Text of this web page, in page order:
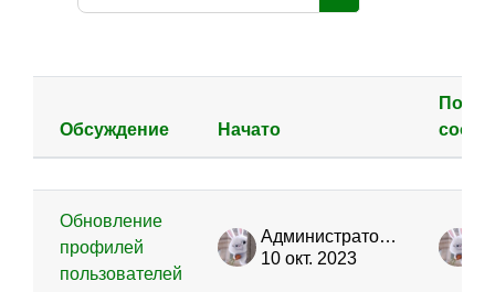
Статус
Обсуждение Начато
Обновление
профилей
пользователей
Администратор сайта
10 окт. 2023